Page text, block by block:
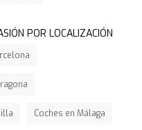
POR LOCALIZACIÓN
Coches en Málaga